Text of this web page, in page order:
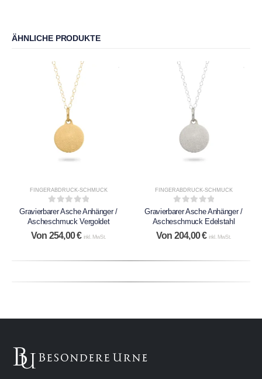
ÄHNLICHE PRODUKTE
FINGERABDRUCK-SCHMUCK
0out of 5
Gravierbarer Asche Anhänger /
Ascheschmuck Vergoldet
Von 254,00€ inkl. MwSt.
FINGERABDRUCK-SCHMUCK
0out of 5
Gravierbarer Asche Anhänger /
Ascheschmuck Edelstahl
Von 204,00€ inkl. MwSt.